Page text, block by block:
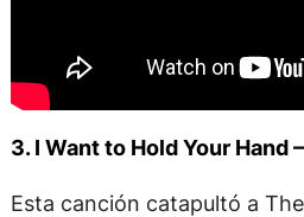
3. I Want to Hold Your Hand
Esta canción catapultó a